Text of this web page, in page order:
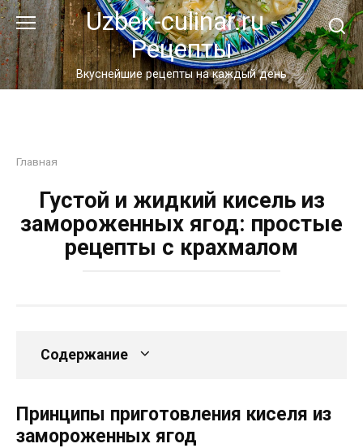
Перейти
к
контенту
Uzbek-culinar.ru -
Рецепты
Вкуснейшие рецепты на каждый день
Главная
Густой и жидкий кисель из
замороженных ягод: простые
рецепты с крахмалом
Содержание
Принципы приготовления киселя из
замороженных ягод